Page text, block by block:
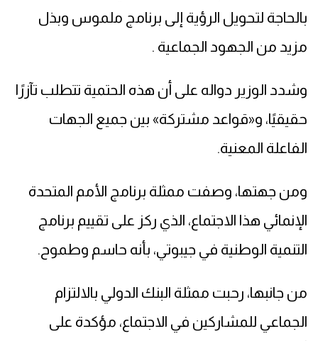
بالحاجة لتحويل الرؤية إلى برنامج ملموس وبذل
مزيد من الجهود الجماعية .
وشدد الوزير دواله على أن هذه الحتمية تتطلب تآزرًا
حقيقيًا، و«قواعد مشتركة» بين جميع الجهات
الفاعلة المعنية.
ومن جهتها، وصفت ممثلة برنامج الأمم المتحدة
الإنمائي هذا الاجتماع، الذي ركز على تقييم برنامج
التنمية الوطنية في جيبوتي، بأنه حاسم وطموح.
من جانبها، رحبت ممثلة البنك الدولي بالالتزام
الجماعي للمشاركين في الاجتماع، مؤكدة على